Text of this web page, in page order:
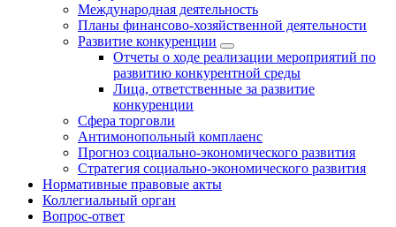
Международная деятельность
Планы финансово-хозяйственной деятельности
Развитие конкуренции
Отчеты о ходе реализации мероприятий по
развитию конкурентной среды
Лица, ответственные за развитие
конкуренции
Сфера торговли
Антимонопольный комплаенс
Прогноз социально-экономического развития
Стратегия социально-экономического развития
Нормативные правовые акты
Коллегиальный орган
Вопрос-ответ